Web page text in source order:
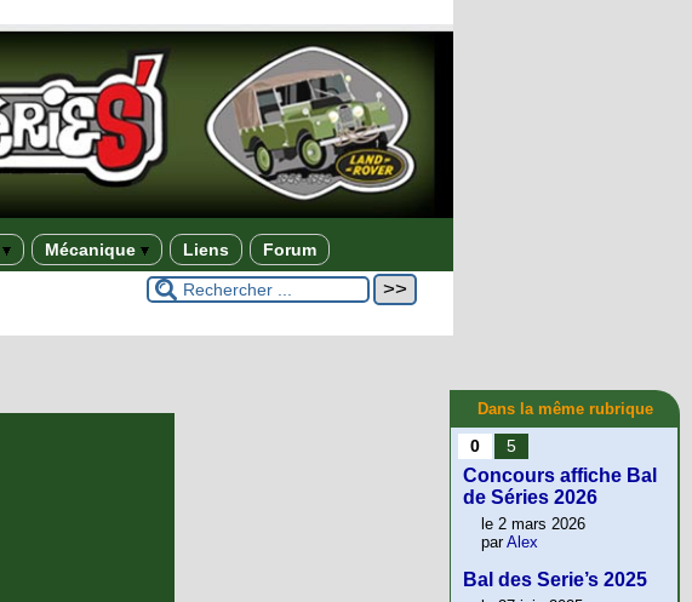
Mécanique Liens Forum
Dans la même rubrique
0 5
Concours affiche Bal
de Séries 2026
le 2 mars 2026
parAlex
Bal des Serie’s 2025